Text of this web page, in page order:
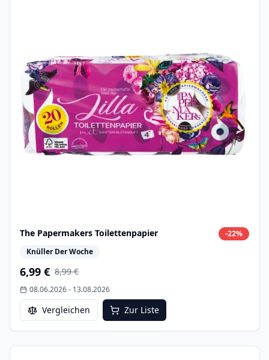
The Papermakers Toilettenpapier -22%
Knüller Der Woche
6,99 € 8,99 €
08.06.2026- 13.08.2026
Vergleichen Zur Liste